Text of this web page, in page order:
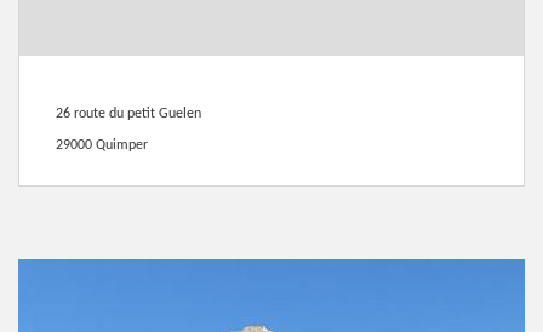
26 route du petit Guelen
29000 Quimper